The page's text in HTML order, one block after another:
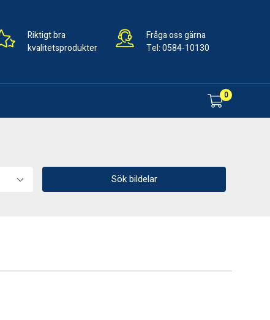
Riktigt bra
kvalitetsprodukter
Fråga oss gärna
Tel:0584-10130
0
Sök bildelar